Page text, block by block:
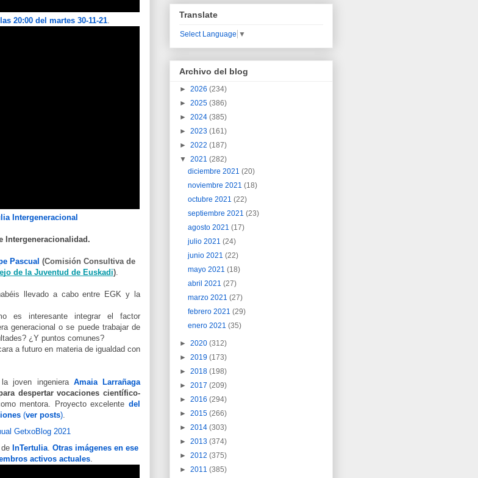
20:00 del martes 30-11-21
Intergeneracional
Intergeneracionalidad.
Pascual
(Comisión Consultiva de
de la Juventud de Euskadi).
llevado a cabo entre EGK y la
es interesante integrar el factor
generacional o se puede trabajar de
¿Y puntos comunes?
a futuro en materia de igualdad con
joven ingeniera Amaia Larrañaga
despertar vocaciones científico-
mentora. Proyecto excelentedel
(ver posts)
InTertulia Otras imágenes en ese
activos actuales
Translate
Select Language ▼
Archivo del blog
► 2026 (234)
► 2025 (386)
► 2024 (385)
► 2023 (161)
► 2022 (187)
▼ 2021 (282)
diciembre 2021(20)
noviembre 2021(18)
octubre 2021(22)
septiembre 2021(23)
agosto 2021(17)
julio 2021(24)
junio 2021(22)
mayo 2021(18)
abril 2021(27)
marzo 2021(27)
febrero 2021(29)
enero 2021(35)
► 2020 (312)
► 2019 (173)
► 2018 (198)
► 2017 (209)
► 2016 (294)
► 2015 (266)
► 2014 (303)
► 2013 (374)
► 2012 (375)
► 2011 (385)